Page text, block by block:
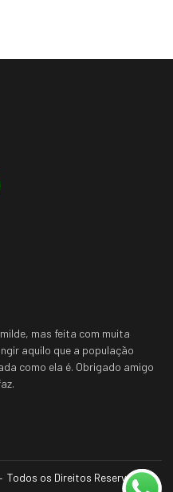
mas feita com muita
aquilo que a população
como ela é. Obrigado amigo
Todos os Direitos Reservados.